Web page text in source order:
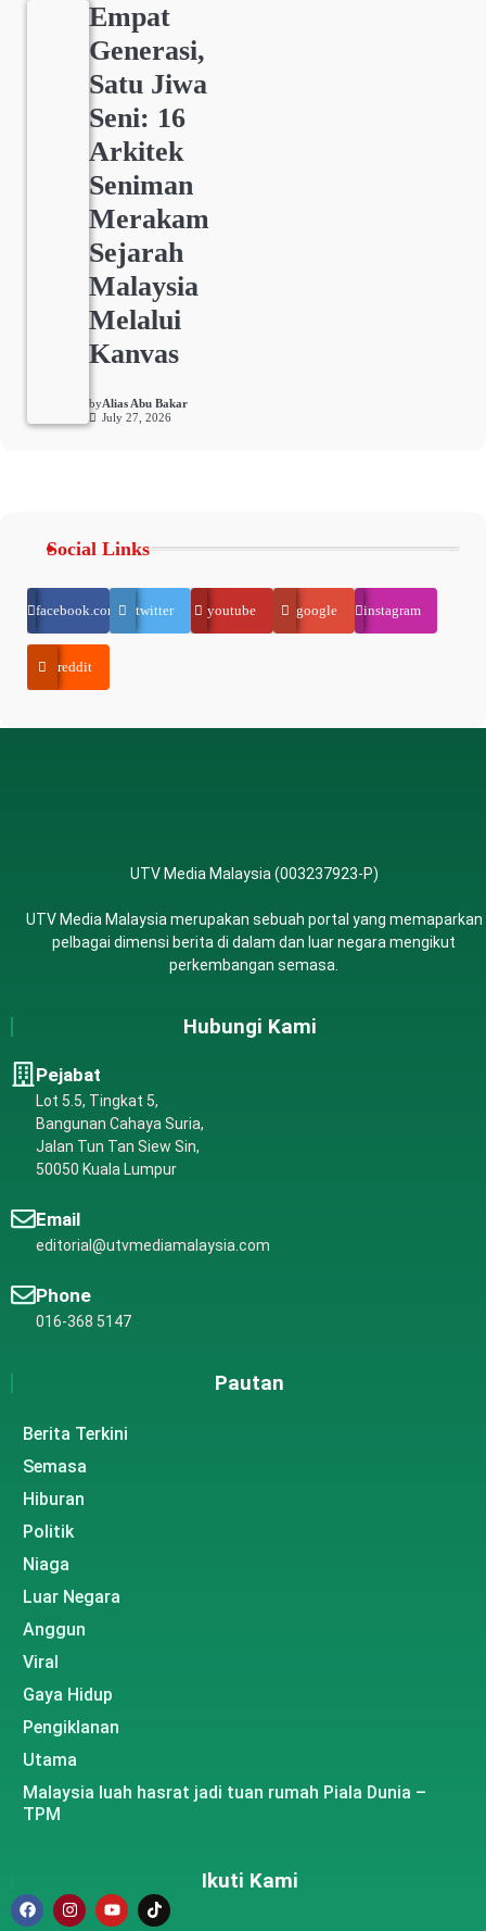
Empat
Generasi,
Satu Jiwa
Seni: 16
Arkitek
Seniman
Merakam
Sejarah
Malaysia
Melalui
Kanvas
byAlias Abu Bakar
July 27, 2026
Social Links
facebook.com twitter youtube google instagram
reddit
UTV Media Malaysia (003237923-P)
UTV Media Malaysia merupakan sebuah portal yang memaparkan
pelbagai dimensi berita di dalam dan luar negara mengikut
perkembangan semasa.
Hubungi Kami
Pejabat
Lot 5.5, Tingkat 5,
Bangunan Cahaya Suria,
Jalan Tun Tan Siew Sin,
50050 Kuala Lumpur
Email
editorial@utvmediamalaysia.com
Phone
016-368 5147
Pautan
Berita Terkini
Semasa
Hiburan
Politik
Niaga
Luar Negara
Anggun
Viral
Gaya Hidup
Pengiklanan
Utama
Malaysia luah hasrat jadi tuan rumah Piala Dunia –
TPM
Ikuti Kami